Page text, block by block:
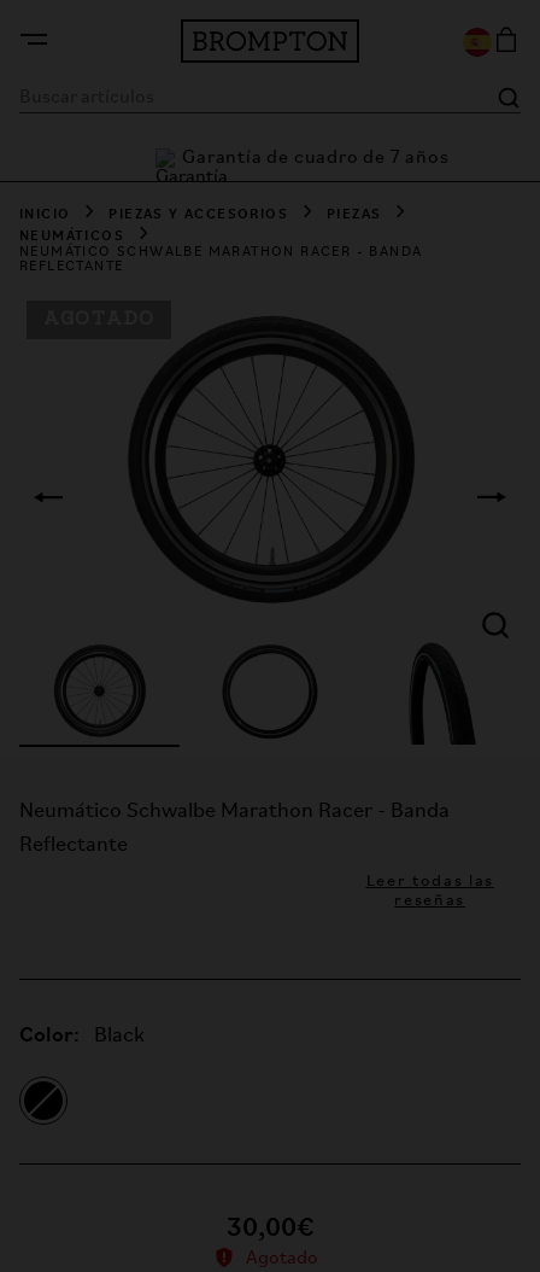
Garantía de cuadro de 7 años
INICIO PIEZAS Y ACCESORIOS
PIEZAS
NEUMÁTICOS
NEUMÁTICO SCHWALBE MARATHON RACER - BANDA
REFLECTANTE
Neumático Schwalbe Marathon Racer - Banda
Reflectante
Leer todas las
reseñas
Color: Black
30,00€
Agotado